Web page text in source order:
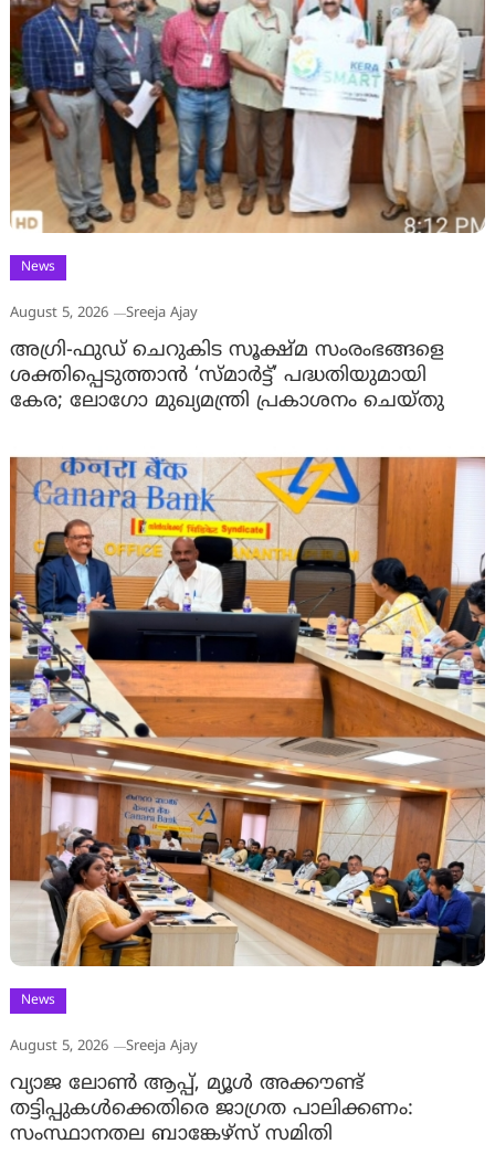
News
August 5, 2026 Sreeja Ajay
അഗ്രി-ഫുഡ് ചെറുകിട സൂക്ഷ്മ സംരംഭങ്ങളെ
ശക്തിപ്പെടുത്താന്‍ ‘സ്മാര്‍ട്ട്’ പദ്ധതിയുമായി
കേര; ലോഗോ മുഖ്യമന്ത്രി പ്രകാശനം ചെയ്തു
News
August 5, 2026 Sreeja Ajay
വ്യാജ ലോൺ ആപ്പ്, മ്യൂൾ അക്കൗണ്ട്
തട്ടിപ്പുകൾക്കെതിരെ ജാ​ഗ്രത പാലിക്കണം:
സംസ്ഥാനതല ബാങ്കേഴ്സ് സമിതി